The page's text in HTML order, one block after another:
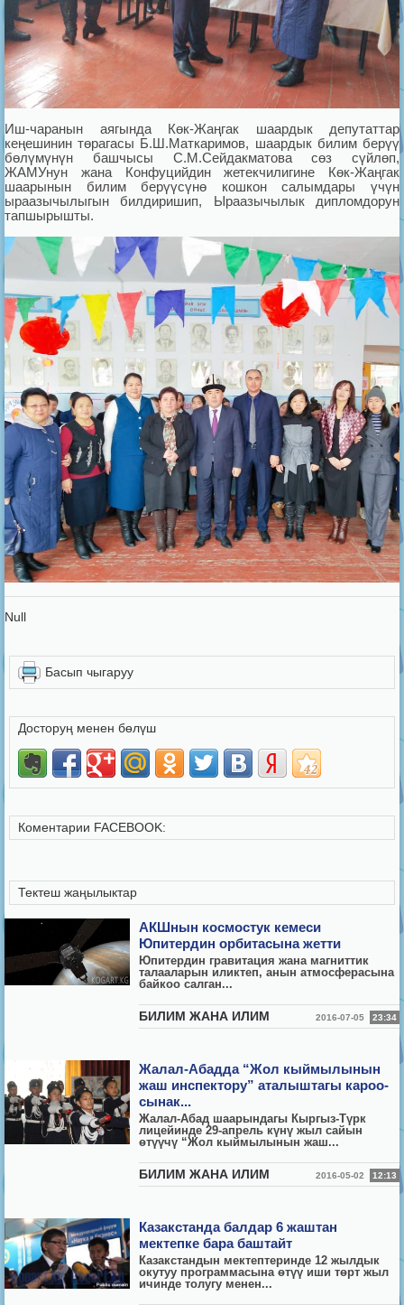
Иш-чаранын аягында Көк-Жаңгак шаардык депутаттар
кеңешинин төрагасы Б.Ш.Маткаримов, шаардык билим берүү
бөлүмүнүн башчысы С.М.Сейдакматова сөз сүйлөп,
ЖАМУнун жана Конфуцийдин жетекчилигине Көк-Жаңгак
шаарынын билим берүүсүнө кошкон салымдары үчүн
ыраазычылыгын билдиришип, Ыраазычылык дипломдорун
тапшырышты.
Null
Басып чыгаруу
Досторуң менен бөлүш
Коментарии FACEBOOK:
Тектеш жаңылыктар
АКШнын космостук кемеси
Юпитердин орбитасына жетти
Юпитердин гравитация жана магниттик
талааларын иликтеп, анын атмосферасына
байкоо салган...
БИЛИМ ЖАНА ИЛИМ 2016-07-05 23:34
Жалал-Абадда “Жол кыймылынын
жаш инспектору” аталыштагы кароо-
сынак...
Жалал-Абад шаарындагы Кыргыз-Түрк
лицейинде 29-апрель күнү жыл сайын
өтүүчү “Жол кыймылынын жаш...
БИЛИМ ЖАНА ИЛИМ 2016-05-02 12:13
Казакстанда балдар 6 жаштан
мектепке бара баштайт
Казакстандын мектептеринде 12 жылдык
окутуу программасына өтүү иши төрт жыл
ичинде толугу менен...